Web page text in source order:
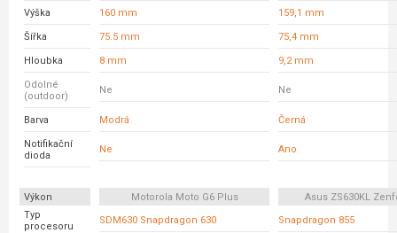
Výška 160 mm 159,1 mm
Šířka 75.5 mm 75,4 mm
Hloubka 8 mm 9,2 mm
Odolné
(outdoor)
Ne Ne
Barva Modrá Černá
Notifikační
dioda
Ne Ano
Výkon Motorola Moto G6 Plus
Asus ZS630KL
Typ
procesoru
SDM630 Snapdragon 630 Snapdragon 855